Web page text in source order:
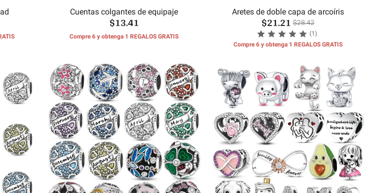
Cuentas colgantes de equipaje
$13.41
Compre 6 y obtenga 1 REGALOS GRATIS
Aretes de doble capa de arcoíris
$21.21 $28.42
(1)
Compre 6 y obtenga 1 REGALOS GRATIS